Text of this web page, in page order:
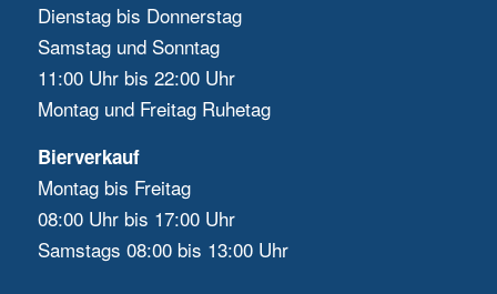
Dienstag bis Donnerstag
Samstag und Sonntag
11:00 Uhr bis 22:00 Uhr
Montag und Freitag Ruhetag
Bierverkauf
Montag bis Freitag
08:00 Uhr bis 17:00 Uhr
Samstags 08:00 bis 13:00 Uhr